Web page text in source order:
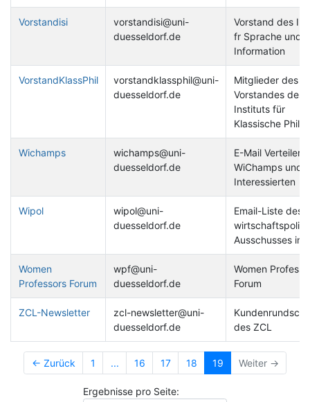
Vorstandisi
vorstandisi@uni-
duesseldorf.de
Vorstand des
fr Sprache und
Information
VorstandKlassPhil
vorstandklassphil@uni-
duesseldorf.de
Mitglieder des
Vorstandes des
Instituts für
Klassische
Wichamps
wichamps@uni-
duesseldorf.de
E-Mail Verteiler
WiChamps und
Interessierten
Wipol
wipol@uni-
duesseldorf.de
Email-Liste des
Ausschusses im
Women
Professors Forum
wpf@uni-
duesseldorf.de
Women
Forum
ZCL-Newsletter
zcl-newsletter@uni-
duesseldorf.de
des ZCL
← Zurück 1 ... 16 17 18 19 Weiter →
Ergebnisse pro Seite: